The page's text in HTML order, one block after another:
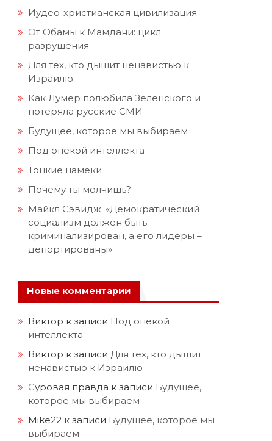
Иудео-христианская цивилизация
От Обамы к Мамдани: цикл
разрушения
Для тех, кто дышит ненавистью к
Израилю
Как Лумер полюбила Зеленского и
потеряла русские СМИ
Будущее, которое мы выбираем
Под опекой интеллекта
Тонкие намёки
Почему ты молчишь?
Майкл Сэвидж: «Демократический
социализм должен быть
криминализирован, а его лидеры –
депортированы»
Новые комментарии
Виктор к записи Под опекой
интеллекта
Виктор к записи Для тех, кто дышит
ненавистью к Израилю
Суровая правда к записи Будущее,
которое мы выбираем
Mike22 к записи Будущее, которое мы
выбираем